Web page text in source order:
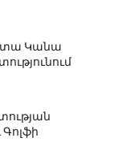
Կանա
Գոլֆի